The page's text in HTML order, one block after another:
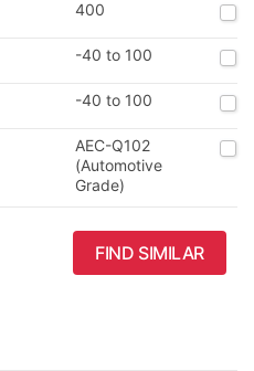
400
-40 to 100
-40 to 100
AEC-Q102
(Automotive
Grade)
FIND SIMILAR